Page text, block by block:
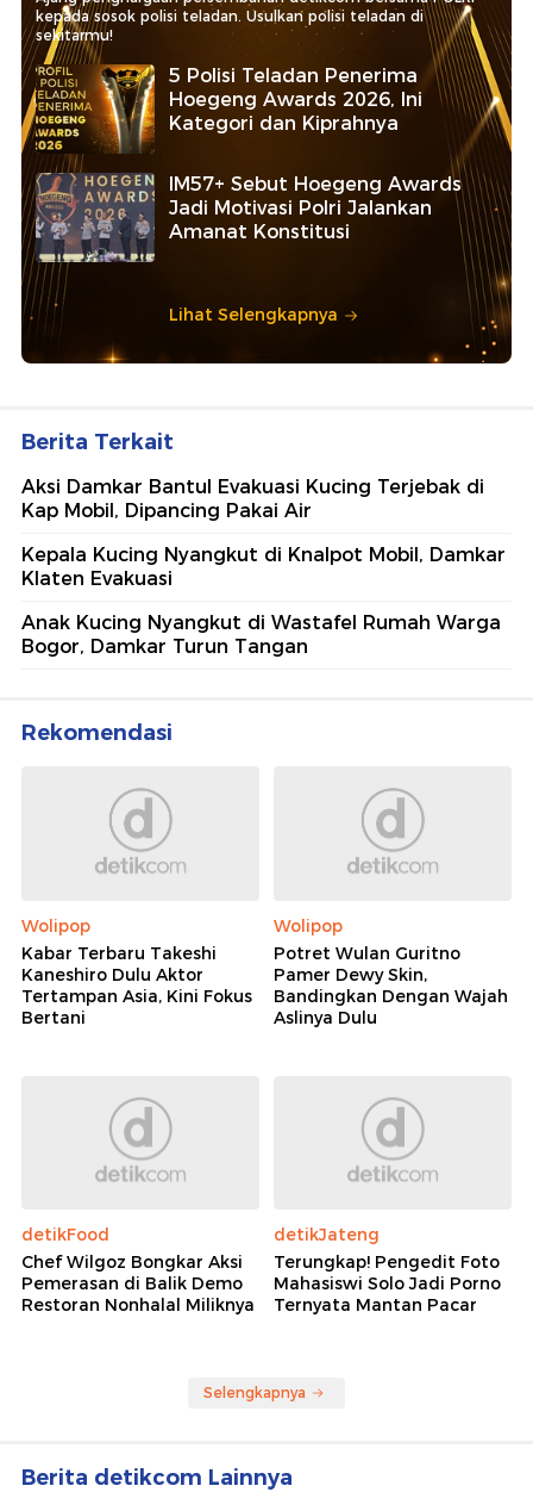
kepada sosok polisi teladan. Usulkan polisi teladan di
sekitarmu!
5 Polisi Teladan Penerima
Hoegeng Awards 2026, Ini
Kategori dan Kiprahnya
IM57+ Sebut Hoegeng Awards
Jadi Motivasi Polri Jalankan
Amanat Konstitusi
Lihat Selengkapnya
Berita Terkait
Aksi Damkar Bantul Evakuasi Kucing Terjebak di
Kap Mobil, Dipancing Pakai Air
Kepala Kucing Nyangkut di Knalpot Mobil, Damkar
Klaten Evakuasi
Anak Kucing Nyangkut di Wastafel Rumah Warga
Bogor, Damkar Turun Tangan
Rekomendasi
Wolipop
Kabar Terbaru Takeshi
Kaneshiro Dulu Aktor
Tertampan Asia, Kini Fokus
Bertani
Wolipop
Potret Wulan Guritno
Pamer Dewy Skin,
Bandingkan Dengan Wajah
Aslinya Dulu
detikFood
Chef Wilgoz Bongkar Aksi
Pemerasan di Balik Demo
Restoran Nonhalal Miliknya
detikJateng
Terungkap! Pengedit Foto
Mahasiswi Solo Jadi Porno
Ternyata Mantan Pacar
Selengkapnya
Berita detikcom Lainnya